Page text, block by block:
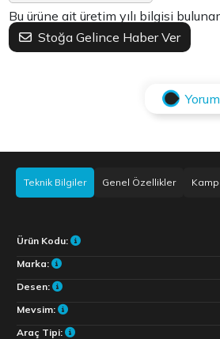
Bu ürüne ait üretim yılı bilgisi
Stoğa Gelince Haber Ver
Teknik Bilgiler Genel Özellikler
Ürün Kodu:
Marka:
Desen:
Mevsim:
Araç Tipi: